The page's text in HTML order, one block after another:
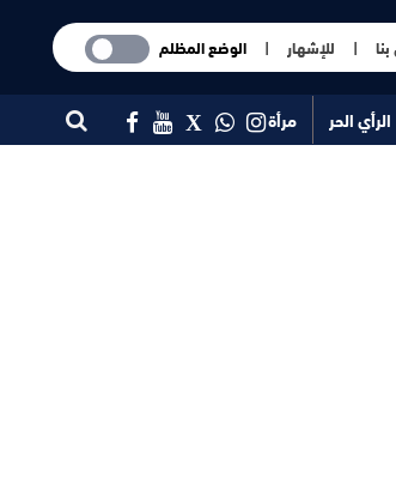
| للإشهار |الوضع المظلم
الرأي الحر مرأة